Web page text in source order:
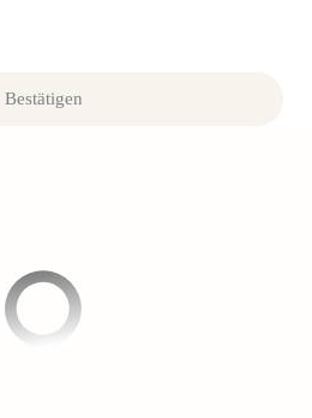
Bestätigen